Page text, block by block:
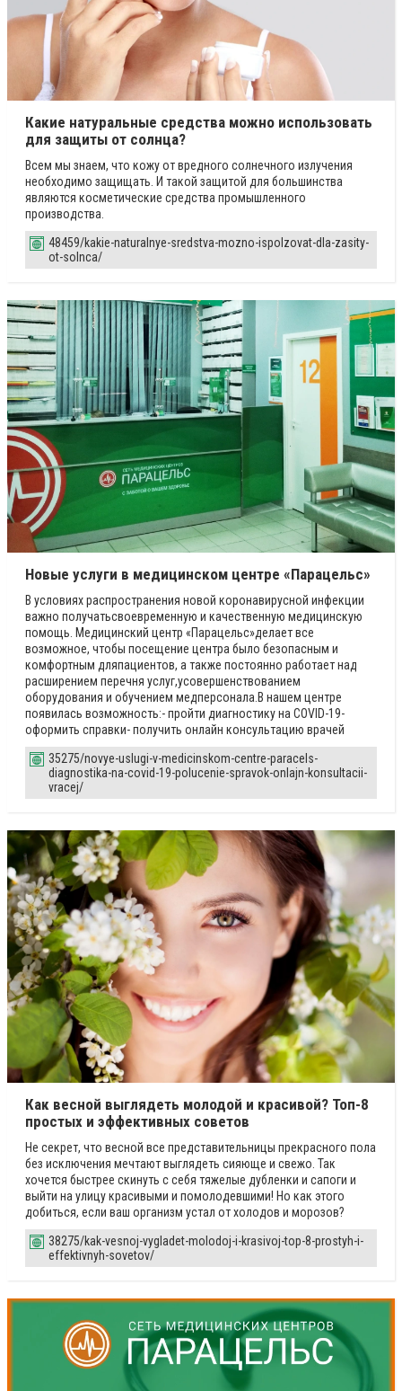
Какие натуральные средства можно использовать
для защиты от солнца?
Всем мы знаем, что кожу от вредного солнечного излучения
необходимо защищать. И такой защитой для большинства
являются косметические средства промышленного
производства.
48459/kakie-naturalnye-sredstva-mozno-ispolzovat-dla-zasity-
ot-solnca/
Новые услуги в медицинском центре «Парацельс»
В условиях распространения новой коронавирусной инфекции
важно получатьсвоевременную и качественную медицинскую
помощь. Медицинский центр «Парацельс»делает все
возможное, чтобы посещение центра было безопасным и
комфортным дляпациентов, а также постоянно работает над
расширением перечня услуг,усовершенствованием
оборудования и обучением медперсонала.В нашем центре
появилась возможность:- пройти диагностику на COVID-19-
оформить справки- получить онлайн консультацию врачей
35275/novye-uslugi-v-medicinskom-centre-paracels-
diagnostika-na-covid-19-polucenie-spravok-onlajn-konsultacii-
vracej/
Как весной выглядеть молодой и красивой? Топ-8
простых и эффективных советов
Не секрет, что весной все представительницы прекрасного пола
без исключения мечтают выглядеть сияюще и свежо. Так
хочется быстрее скинуть с себя тяжелые дубленки и сапоги и
выйти на улицу красивыми и помолодевшими! Но как этого
добиться, если ваш организм устал от холодов и морозов?
38275/kak-vesnoj-vygladet-molodoj-i-krasivoj-top-8-prostyh-i-
effektivnyh-sovetov/